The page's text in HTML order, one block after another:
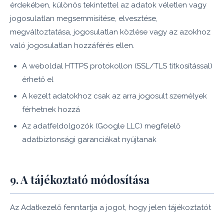
érdekében, különös tekintettel az adatok véletlen vagy
jogosulatlan megsemmisítése, elvesztése,
megváltoztatása, jogosulatlan közlése vagy az azokhoz
való jogosulatlan hozzáférés ellen.
A weboldal HTTPS protokollon (SSL/TLS titkosítással)
érhető el
A kezelt adatokhoz csak az arra jogosult személyek
férhetnek hozzá
Az adatfeldolgozók (Google LLC) megfelelő
adatbiztonsági garanciákat nyújtanak
9. A tájékoztató módosítása
Az Adatkezelő fenntartja a jogot, hogy jelen tájékoztatót